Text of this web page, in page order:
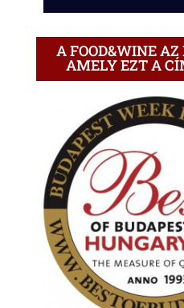
A FOOD&WINE AZ
AMELY EZT A